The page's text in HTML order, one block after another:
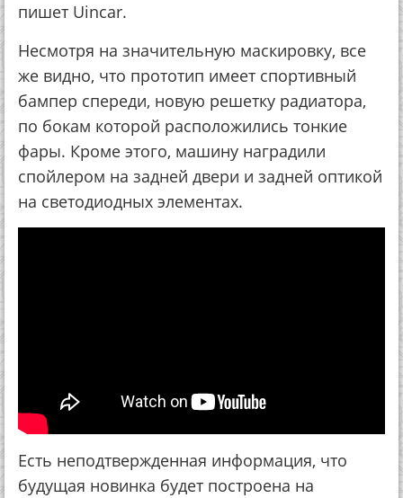
пишет Uincar.
Несмотря на значительную маскировку, все
же видно, что прототип имеет спортивный
бампер спереди, новую решетку радиатора,
по бокам которой расположились тонкие
фары. Кроме этого, машину наградили
спойлером на задней двери и задней оптикой
на светодиодных элементах.
Есть неподтвержденная информация, что
будущая новинка будет построена на